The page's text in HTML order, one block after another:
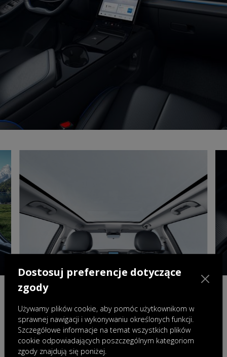
Panoramiczny dach o powierzchni 1,45 m²,
najlepszy w swojej klasie, zapewnia nieograniczony
widok, wypełniając każdą podróż światłem i
przetrzenią
Dostosuj preferencje dotyczące
zgody
Używamy plików cookie, aby pomóc użytkownikom w
sprawnej nawigacji i wykonywaniu określonych funkcji.
Szczegółowe informacje na temat wszystkich plików
cookie odpowiadających poszczególnym kategoriom
zgody znajdują się poniżej.